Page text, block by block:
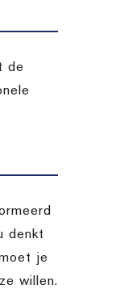
de
denkt
je
willen.